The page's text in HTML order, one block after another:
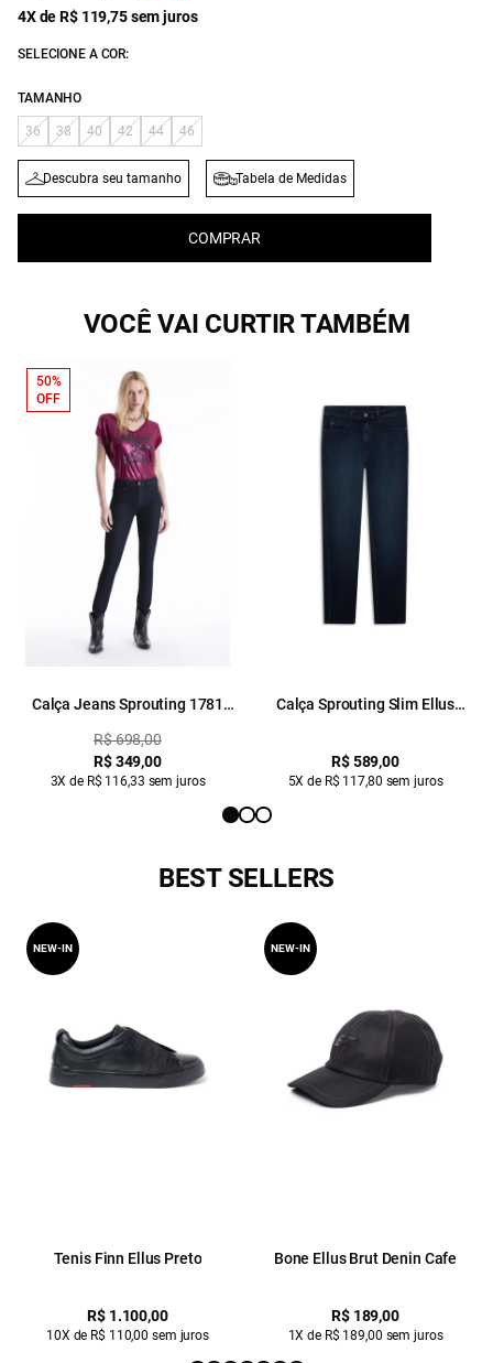
4X de R$ 119,75 sem juros
SELECIONE A COR:
TAMANHO
36 38 40 42 44 46
Descubra seu tamanho Tabela de Medidas
COMPRAR
VOCÊ VAI CURTIR TAMBÉM
Calça Jeans Sprouting 1781
R$ 698,00
R$ 349,00
3X de R$ 116,33 sem juros
50%
OFF
Calça Sprouting Slim Ellus
R$ 589,00
5X de R$ 117,80 sem juros
BEST SELLERS
Tenis Finn Ellus Preto
R$ 1.100,00
10X de R$ 110,00 sem juros
NEW-IN
Bone Ellus Brut Denin Cafe
R$ 189,00
1X de R$ 189,00 sem juros
NEW-IN